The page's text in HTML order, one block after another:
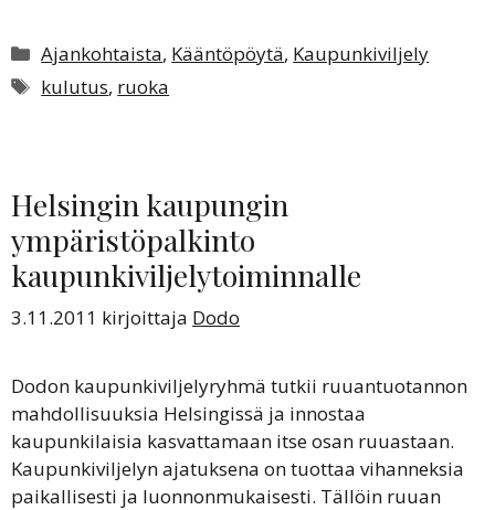
Kategoriat
Ajankohtaista, Kääntöpöytä, Kaupunkiviljely
Avainsanat
kulutus, ruoka
Helsingin kaupungin
ympäristöpalkinto
kaupunkiviljelytoiminnalle
3.11.2011 kirjoittaja Dodo
Dodon kaupunkiviljelyryhmä tutkii ruuantuotannon
mahdollisuuksia Helsingissä ja innostaa
kaupunkilaisia kasvattamaan itse osan ruuastaan.
Kaupunkiviljelyn ajatuksena on tuottaa vihanneksia
paikallisesti ja luonnonmukaisesti. Tällöin ruuan